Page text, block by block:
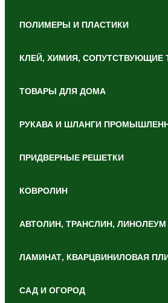
ПОЛИМЕРЫ И ПЛАСТИКИ
КЛЕЙ, ХИМИЯ, СОПУТСТВУЮЩИЕ
ТОВАРЫ ДЛЯ ДОМА
РУКАВА И ШЛАНГИ
ПРИДВЕРНЫЕ РЕШЕТКИ
КОВРОЛИН
АВТОЛИН, ТРАНСЛИН, ЛИНОЛЕУМ
ЛАМИНАТ, КВАРЦВИНИЛОВАЯ
САД И ОГОРОД